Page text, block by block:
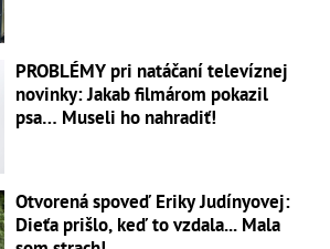
PROBLÉMY pri natáčaní televíznej
novinky: Jakab filmárom pokazil
psa… Museli ho nahradiť!
Otvorená spoveď Eriky Judínyovej:
Dieťa prišlo, keď to vzdala... Mala